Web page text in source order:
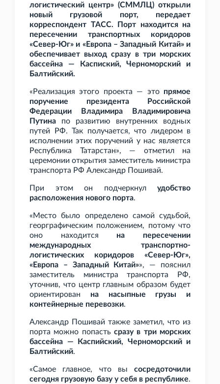
логистический центр» (СММЛЦ) открыли
новый грузовой порт, передает
корреспондент ТАСС. Порт находится на
пересечении транспортных коридоров
«Север-Юг» и «Европа – Западный Китай» и
обеспечивает выход сразу в три морских
бассейна — Каспиский, Черноморский и
Балтийский.
«Реализация этого проекта — это прямое
поручение президента Российской
Федерации Владимира Владимировича
Путина по развитию внутренних водных
путей РФ. Так получается, что лидером в
исполнении этих поручений у нас является
Республика Татарстан», — отметил на
церемонии открытия заместитель министра
транспорта РФ Александр Пошивай.
При этом он подчеркнул удобство
расположения нового порта.
«Место было определено самой судьбой,
георграфическим положением, потому что
оно находится на пересечении
международных транспортно-
логистических коридоров «Север-Юг»,
«Европа – Западный Китай»», — пояснил
заместитель министра транспорта РФ,
уточнив, что центр главным образом будет
ориентирован на насыпные грузы и
контейнерные перевозки.
Александр Пошивай также заметил, что из
порта можно попасть сразу в три морских
бассейна — Каспийский, Черноморский и
Балтийский.
«Самое главное, что вы сосредоточили
сегодня грузовую базу у себя в республике.